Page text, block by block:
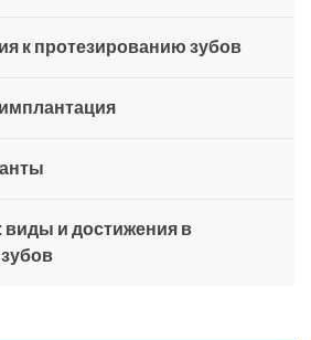
к протезированию зубов
и достижения в